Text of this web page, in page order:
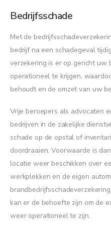
Bedrijfsschade
Met de
bedrijf na een schadegeval
verzekering is er op gericht uw
operationeel te krijgen,
behoudt en de omzet van uw
Vrije beroepers als advocaten
bedrijven in de zakelijke
schade op de opstal of
doordraaien. Voorwaarde is
locatie weer beschikken over
werkplekken en de eigen
kan er de behoefte zijn om de
weer operationeel te zijn.